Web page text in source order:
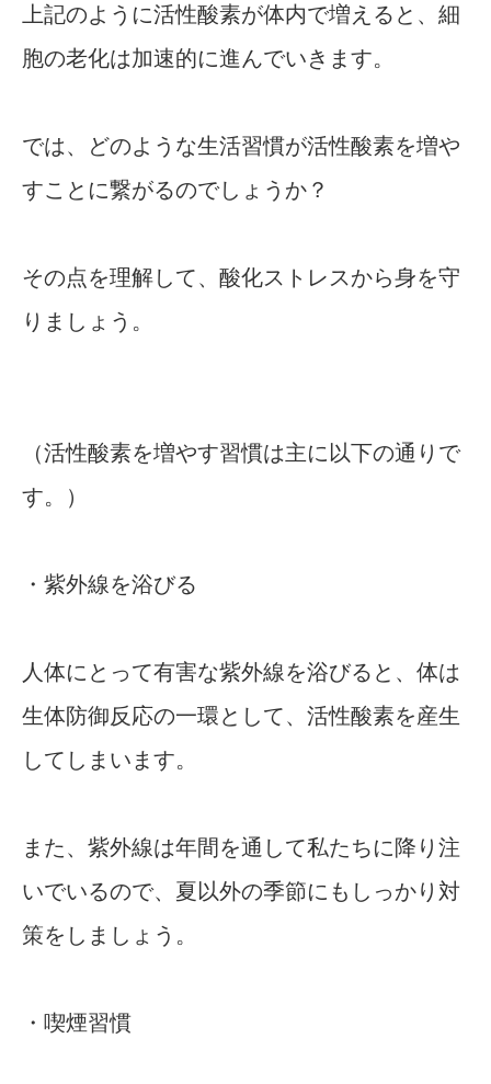
上記のように活性酸素が体内で増えると、細
胞の老化は加速的に進んでいきます。
では、どのような生活習慣が活性酸素を増や
すことに繋がるのでしょうか？
その点を理解して、酸化ストレスから身を守
りましょう。
（活性酸素を増やす習慣は主に以下の通りで
す。）
・紫外線を浴びる
人体にとって有害な紫外線を浴びると、体は
生体防御反応の一環として、活性酸素を産生
してしまいます。
また、紫外線は年間を通して私たちに降り注
いでいるので、夏以外の季節にもしっかり対
策をしましょう。
・喫煙習慣